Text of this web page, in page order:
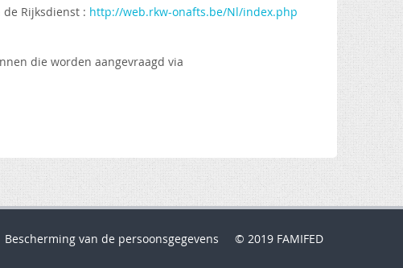
Rijksdienst : http://web.rkw-onafts.be/Nl/index.php
die worden aangevraagd via
Bescherming van de persoonsgegevens © 2019 FAMIFED